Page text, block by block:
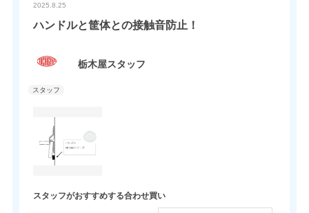
2025.8.25
ハンドルと筐体との接触音防止！
栃木屋スタッフ
スタッフがおすすめする合わせ買い